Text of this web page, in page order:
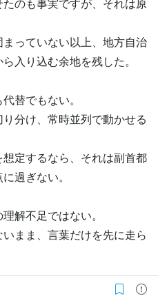
のも事実ですが、それは原
っていない以上、地方自治
入り込む余地を残した。
替でもない。
分け、常時並列で動かせる
定するなら、それは副首都
過ぎない。
解不足ではない。
まま、言葉だけを先に走ら